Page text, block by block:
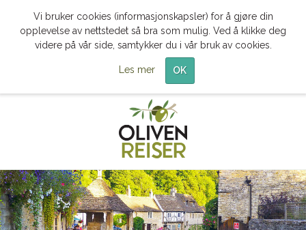
Vi bruker cookies (informasjonskapsler) for å gjøre din
opplevelse av nettstedet så bra som mulig. Ved å klikke deg
videre på vår side, samtykker du i vår bruk av cookies.
Les mer OK